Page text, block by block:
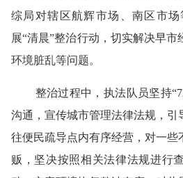
综局对辖区航辉市场、南区市
展“清晨”整治行动，切实解决早市
环境脏乱等问题。
整治过程中，执法队员坚持
沟通，宣传城市管理法律法规，引
往便民疏导点内有序经营，对一些
贩，坚决按照相关法律法规进行